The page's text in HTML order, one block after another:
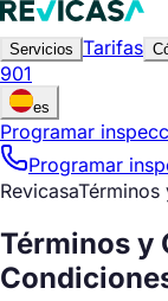
Servicios Tarifas
901
es
Programar
Programar
RevicasaTérminos
Términos y